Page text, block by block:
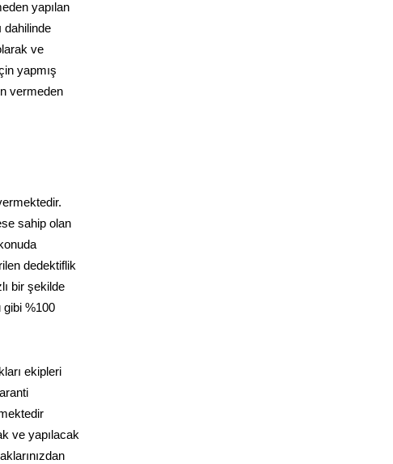
yapılan
dahilinde
ve
yapmış
vermeden
sahip olan
dedektiflik
bir şekilde
gibi %100
ekipleri
ve yapılacak